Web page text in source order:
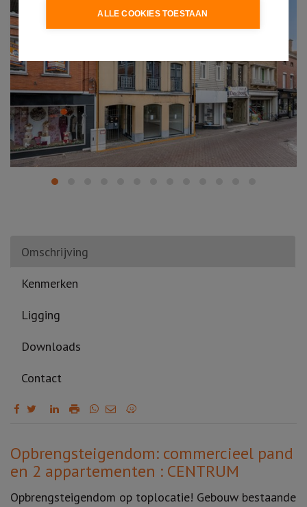
Omschrijving
Kenmerken
Ligging
Downloads
Contact
Omschrijving
Opbrengsteigendom: commercieel pand
en 2 appartementen : CENTRUM
Opbrengsteigendom op toplocatie! Gebouw bestaande
ALLE COOKIES TOESTAAN